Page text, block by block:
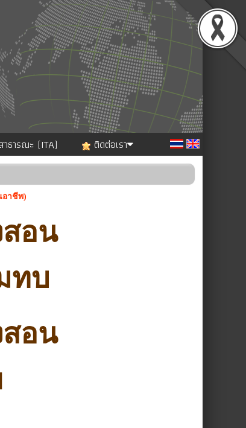
าธารณะ (ITA) ติดต่อเรา
อาชีพ)
สอน
ทบ
สอน